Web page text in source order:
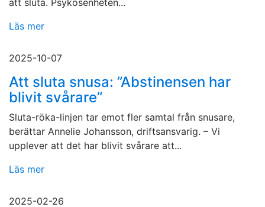
att sluta. Psykosenheten...
Läs mer
2025-10-07
Att sluta snusa: ”Abstinensen har
blivit svårare”
Sluta-röka-linjen tar emot fler samtal från snusare,
berättar Annelie Johansson, driftsansvarig. – Vi
upplever att det har blivit svårare att...
Läs mer
2025-02-26